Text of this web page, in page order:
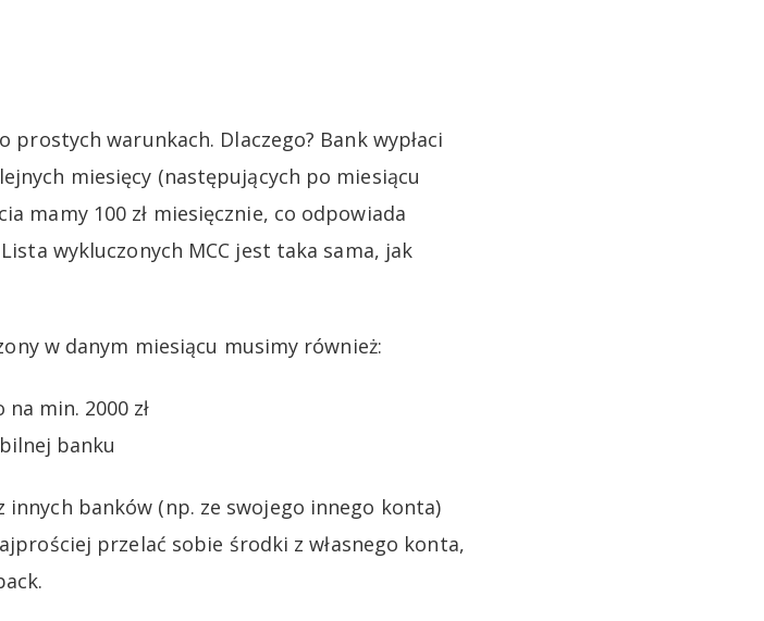
prostych warunkach. Dlaczego? Bank wypłaci
miesięcy (następujących po miesiącu
mamy 100 zł miesięcznie, co odpowiada
wykluczonych MCC jest taka sama, jak
w danym miesiącu musimy również:
min. 2000 zł
banku
banków (np. ze swojego innego konta)
przelać sobie środki z własnego konta,